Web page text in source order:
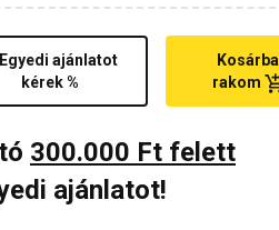
ajánlatot
kérek %
Kosárba
rakom
300.000 Ft felett
ajánlatot!